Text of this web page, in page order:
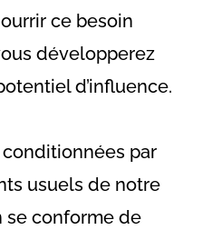
ce besoin
développerez
d’influence.
par
usuels de notre
se conforme de